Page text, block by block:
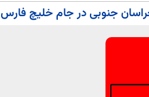
جنوبی در جام خلیچ فارس